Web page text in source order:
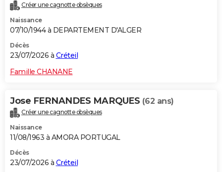
Créer une cagnotte obsèques
Naissance
07/10/1944 à DEPARTEMENT D'ALGER
Décès
23/07/2026 à Créteil
Famille CHANANE
Jose FERNANDES MARQUES (62 ans)
Créer une cagnotte obsèques
Naissance
11/08/1963 à AMORA PORTUGAL
Décès
23/07/2026 à Créteil